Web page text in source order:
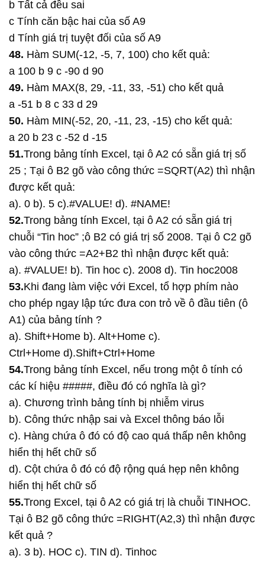
b Tất cả đều sai
c Tính căn bậc hai của số A9
d Tính giá trị tuyệt đối của số A9
48. Hàm SUM(-12, -5, 7, 100) cho kết quả:
a 100 b 9 c -90 d 90
49. Hàm MAX(8, 29, -11, 33, -51) cho kết quả
a -51 b 8 c 33 d 29
50. Hàm MIN(-52, 20, -11, 23, -15) cho kết quả:
a 20 b 23 c -52 d -15
51.Trong bảng tính Excel, tại ô A2 có sẵn giá trị số
25 ; Tại ô B2 gõ vào công thức =SQRT(A2) thì nhận
được kết quả:
a). 0 b). 5 c).#VALUE! d). #NAME!
52.Trong bảng tính Excel, tại ô A2 có sẵn giá trị
chuỗi “Tin hoc” ;ô B2 có giá trị số 2008. Tại ô C2 gõ
vào công thức =A2+B2 thì nhận được kết quả:
a). #VALUE! b). Tin hoc c). 2008 d). Tin hoc2008
53.Khi đang làm việc với Excel, tổ hợp phím nào
cho phép ngay lập tức đưa con trỏ về ô đầu tiên (ô
A1) của bảng tính ?
a). Shift+Home b). Alt+Home c).
Ctrl+Home d).Shift+Ctrl+Home
54.Trong bảng tính Excel, nếu trong một ô tính có
các kí hiệu #####, điều đó có nghĩa là gì?
a). Chương trình bảng tính bị nhiễm virus
b). Công thức nhập sai và Excel thông báo lỗi
c). Hàng chứa ô đó có độ cao quá thấp nên không
hiển thị hết chữ số
d). Cột chứa ô đó có độ rộng quá hẹp nên không
hiển thị hết chữ số
55.Trong Excel, tại ô A2 có giá trị là chuỗi TINHOC.
Tại ô B2 gõ công thức =RIGHT(A2,3) thì nhận được
kết quả ?
a). 3 b). HOC c). TIN d). Tinhoc